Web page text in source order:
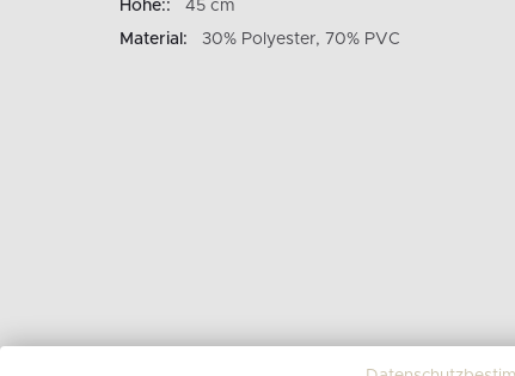
Höhe::
45 cm
Material:
30% Polyester, 70% PVC